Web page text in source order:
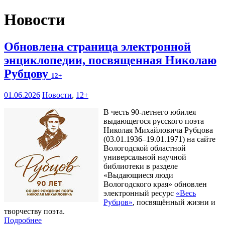
Новости
Обновлена страница электронной
энциклопедии, посвященная Николаю
Рубцову 12+
01.06.2026 Новости, 12+
В честь 90-летнего юбилея
выдающегося русского поэта
Николая Михайловича Рубцова
(03.01.1936–19.01.1971) на сайте
Вологодской областной
универсальной научной
библиотеки в разделе
«Выдающиеся люди
Вологодского края» обновлен
электронный ресурс «Весь
Рубцов», посвящённый жизни и
творчеству поэта.
Подробнее